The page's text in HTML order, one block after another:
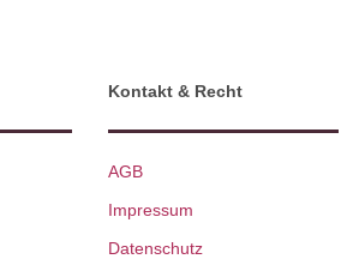
Kontakt & Recht
AGB
Impressum
Datenschutz